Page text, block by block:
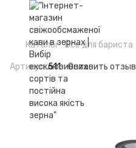
Каталог Все для бариста
Артикул:511 Оставить отзыв